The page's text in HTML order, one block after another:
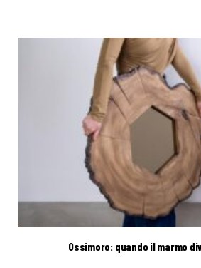
Ossimoro: quando il marmo